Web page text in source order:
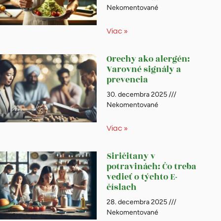
Nekomentované
Viac »
Orechy ako alergén:
Varovné signály a
prevencia
30. decembra 2025
Nekomentované
Viac »
Siričitany v
potravinách: Čo treba
vedieť o týchto E-
číslach
28. decembra 2025
Nekomentované